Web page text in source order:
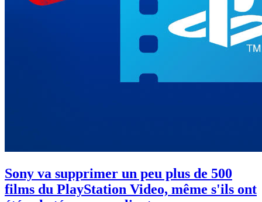
Sony va supprimer un peu plus de 500
films du PlayStation Video, même s'ils ont